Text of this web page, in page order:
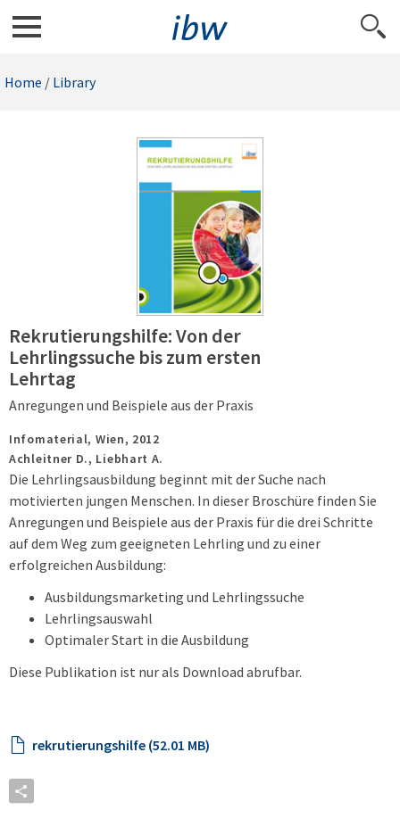
Home / Library
Rekrutierungshilfe: Von der
Lehrlingssuche bis zum ersten
Lehrtag
Anregungen und Beispiele aus der Praxis
Infomaterial, Wien, 2012
Achleitner D., Liebhart A.
Die Lehrlingsausbildung beginnt mit der Suche nach
motivierten jungen Menschen. In dieser Broschüre finden Sie
Anregungen und Beispiele aus der Praxis für die drei Schritte
auf dem Weg zum geeigneten Lehrling und zu einer
erfolgreichen Ausbildung:
Ausbildungsmarketing und Lehrlingssuche
Lehrlingsauswahl
Optimaler Start in die Ausbildung
Diese Publikation ist nur als Download abrufbar.
rekrutierungshilfe (52.01 MB)